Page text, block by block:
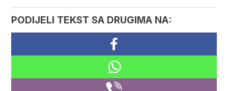
PODIJELI TEKST SA DRUGIMA NA: